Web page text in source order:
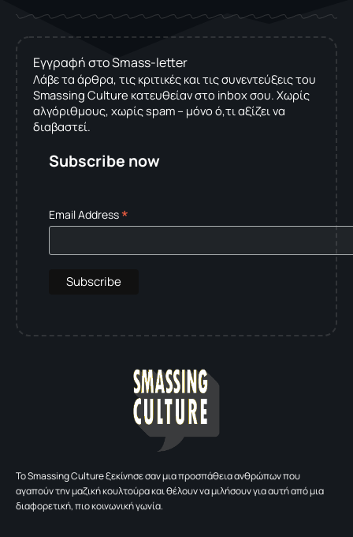
Εγγραφή στο Smass-letter
Λάβε τα άρθρα, τις κριτικές και τις συνεντεύξεις του
Smassing Culture κατευθείαν στο inbox σου. Χωρίς
αλγόριθμους, χωρίς spam – μόνο ό,τι αξίζει να
διαβαστεί.
Subscribe now
Email Address*
To Smassing Culture ξεκίνησε σαν μια προσπάθεια ανθρώπων που
αγαπούν την μαζική κουλτούρα και θέλουν να μιλήσουν για αυτή από μια
διαφορετική, πιο κοινωνική γωνία.